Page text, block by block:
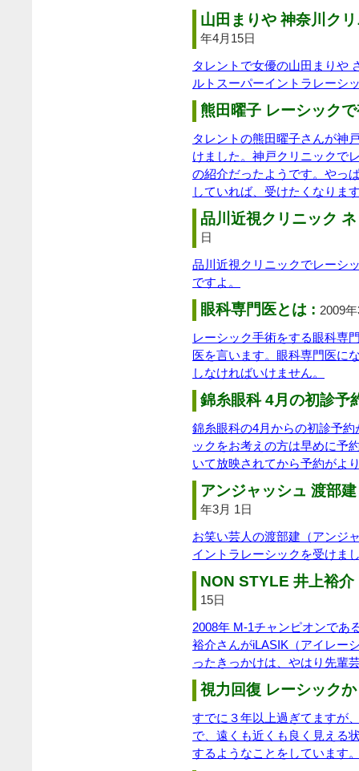
山田まりや 神奈川ク
年4月15日
タレントで女優の山田まりや
ルトスーパーイントラレーシ
熊田曜子 レーシック
タレントの熊田曜子さんが神
けました。神戸クリニックで
の紹介だったようです。やっ
していれば、受けたくなりま
品川近視クリニック
日
品川近視クリニックでレーシ
ですよ。
眼科専門医とは : 2009
レーシック手術をする眼科専
医を言います。眼科専門医に
しなければいけません。
錦糸眼科 4月の初診予
錦糸眼科の4月からの初診予
ックをお考えの方は早めに予
いて放映されてから予約がよ
アンジャッシュ 渡部
年3月 1日
お笑い芸人の渡部建（アンジ
イントラレーシックを受けま
NON STYLE 井上裕
15日
2008年 M-1チャンピオンであ
裕介さんがiLASIK（アイレー
ったきっかけは、やはり先輩
視力回復 レーシック
すでに３年以上過ぎてますが
で、遠くも近くも良く見える
するようなことをしています